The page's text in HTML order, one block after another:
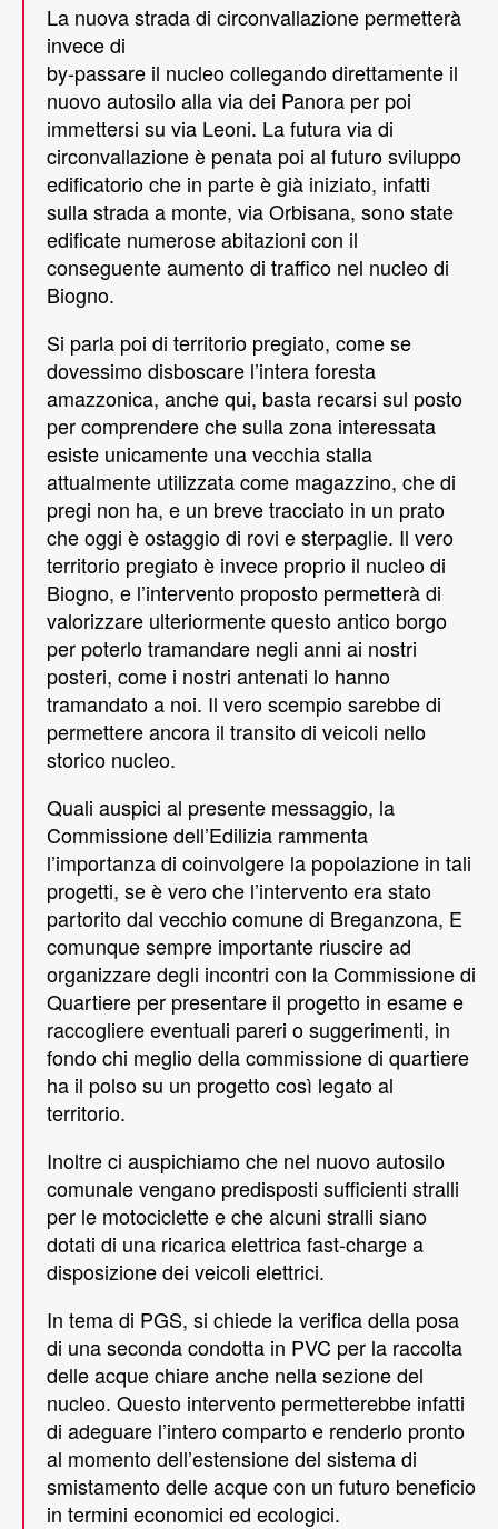
La nuova strada di circonvallazione permetterà
invece di
by-passare il nucleo collegando direttamente il
nuovo autosilo alla via dei Panora per poi
immettersi su via Leoni. La futura via di
circonvallazione è penata poi al futuro sviluppo
edificatorio che in parte è già iniziato, infatti
sulla strada a monte, via Orbisana, sono state
edificate numerose abitazioni con il
conseguente aumento di traffico nel nucleo di
Biogno.
Si parla poi di territorio pregiato, come se
dovessimo disboscare l’intera foresta
amazzonica, anche qui, basta recarsi sul posto
per comprendere che sulla zona interessata
esiste unicamente una vecchia stalla
attualmente utilizzata come magazzino, che di
pregi non ha, e un breve tracciato in un prato
che oggi è ostaggio di rovi e sterpaglie. Il vero
territorio pregiato è invece proprio il nucleo di
Biogno, e l’intervento proposto permetterà di
valorizzare ulteriormente questo antico borgo
per poterlo tramandare negli anni ai nostri
posteri, come i nostri antenati lo hanno
tramandato a noi. Il vero scempio sarebbe di
permettere ancora il transito di veicoli nello
storico nucleo.
Quali auspici al presente messaggio, la
Commissione dell’Edilizia rammenta
l’importanza di coinvolgere la popolazione in tali
progetti, se è vero che l’intervento era stato
partorito dal vecchio comune di Breganzona, E
comunque sempre importante riuscire ad
organizzare degli incontri con la Commissione di
Quartiere per presentare il progetto in esame e
raccogliere eventuali pareri o suggerimenti, in
fondo chi meglio della commissione di quartiere
ha il polso su un progetto così legato al
territorio.
Inoltre ci auspichiamo che nel nuovo autosilo
comunale vengano predisposti sufficienti stralli
per le motociclette e che alcuni stralli siano
dotati di una ricarica elettrica fast-charge a
disposizione dei veicoli elettrici.
In tema di PGS, si chiede la verifica della posa
di una seconda condotta in PVC per la raccolta
delle acque chiare anche nella sezione del
nucleo. Questo intervento permetterebbe infatti
di adeguare l’intero comparto e renderlo pronto
al momento dell’estensione del sistema di
smistamento delle acque con un futuro beneficio
in termini economici ed ecologici.